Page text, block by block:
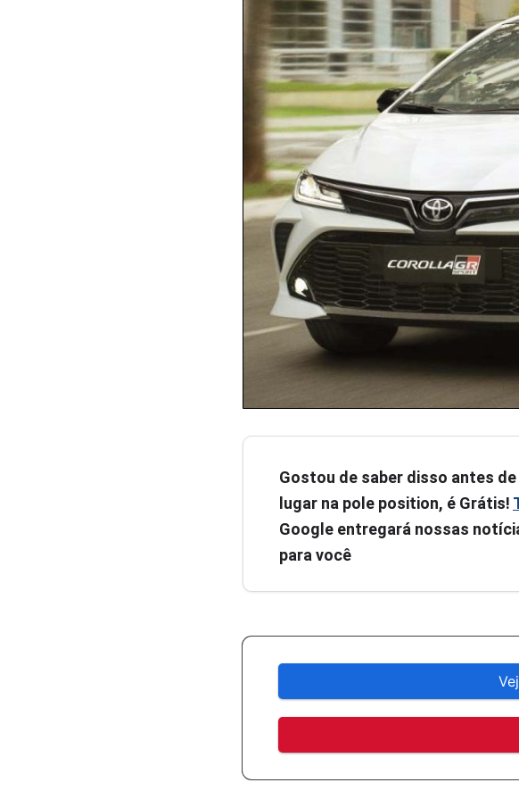
Gostou de saber disso antes
lugar na pole position, é Grátis!
Google entregará nossas
para você